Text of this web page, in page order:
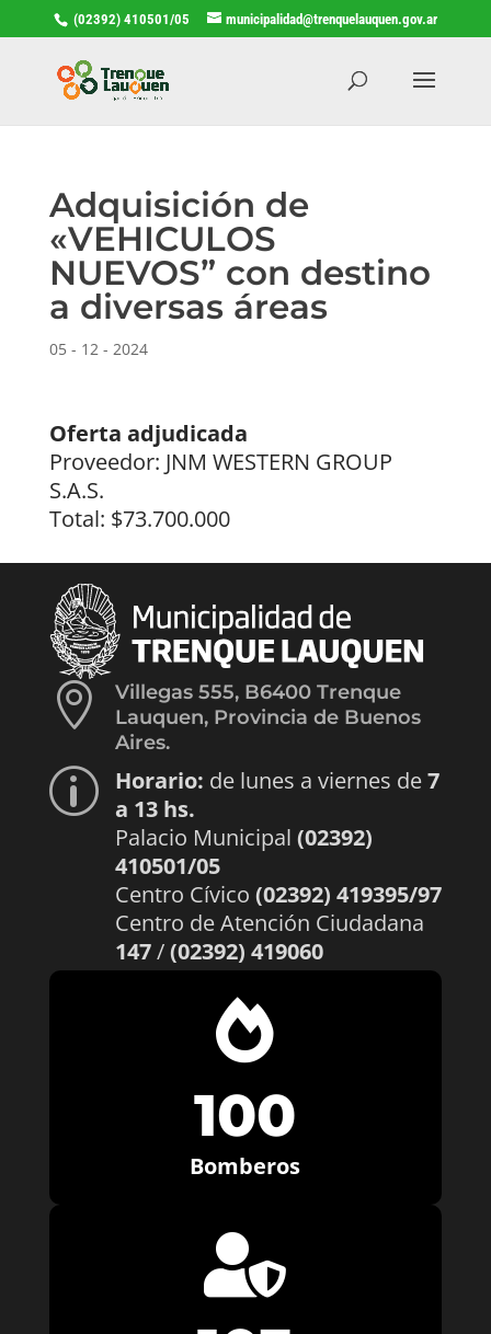
(02392) 410501/05 municipalidad@trenquelauquen.gov.ar
Adquisición de
«VEHICULOS
NUEVOS” con destino
a diversas áreas
05 - 12 - 2024
Oferta adjudicada
Proveedor: JNM WESTERN GROUP
S.A.S.
Total: $73.700.000

Villegas 555, B6400 Trenque
Lauquen, Provincia de Buenos
Aires.
p Horario: de lunes a viernes de7
a 13 hs.
Palacio Municipal (02392)
410501/05
Centro Cívico (02392) 419395/97
Centro de Atención Ciudadana
147/(02392) 419060

100
Bomberos
